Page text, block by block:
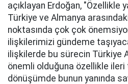
açıklayan Erdoğan, "Özellikle
Türkiye ve Almanya
noktasında çok çok
ilişkilerimizi gündeme
ilişkilerde bu sürecin Türkiye
önemli olduğuna özellikle ileri
dönüşümde bunun yanında